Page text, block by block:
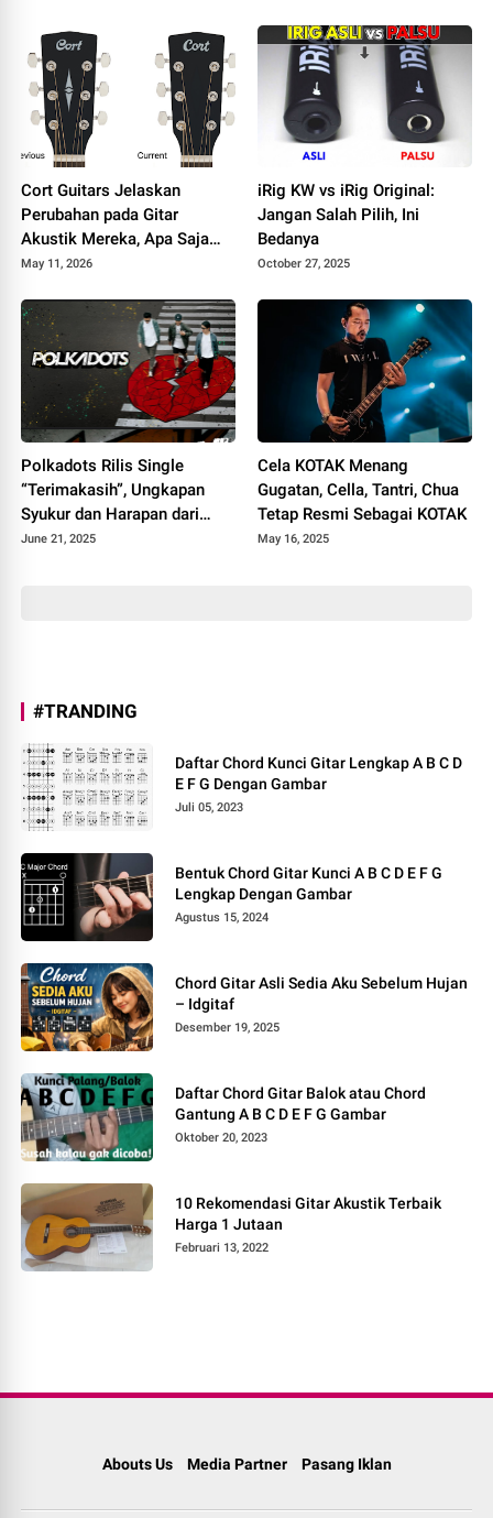
Cort Guitars Jelaskan
Perubahan pada Gitar
Akustik Mereka, Apa Saja
yang Berubah
May 11, 2026
iRig KW vs iRig Original:
Jangan Salah Pilih, Ini
Bedanya
October 27, 2025
Polkadots Rilis Single
“Terimakasih”, Ungkapan
Syukur dan Harapan dari
Album Heartbreak Analogy
June 21, 2025
Cela KOTAK Menang
Gugatan, Cella, Tantri, Chua
Tetap Resmi Sebagai KOTAK
May 16, 2025
#TRANDING
Daftar Chord Kunci Gitar Lengkap A B C D
E F G Dengan Gambar
Juli 05, 2023
Bentuk Chord Gitar Kunci A B C D E F G
Lengkap Dengan Gambar
Agustus 15, 2024
Chord Gitar Asli Sedia Aku Sebelum Hujan
– Idgitaf
Desember 19, 2025
Daftar Chord Gitar Balok atau Chord
Gantung A B C D E F G Gambar
Oktober 20, 2023
10 Rekomendasi Gitar Akustik Terbaik
Harga 1 Jutaan
Februari 13, 2022
Abouts Us Media Partner Pasang Iklan